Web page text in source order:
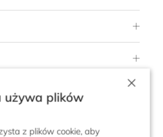
×
używa plików
z plików cookie, aby